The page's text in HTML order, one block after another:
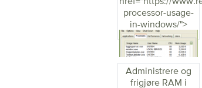
processor-usage-
in-windows/">
Administrere og
frigjøre RAM i